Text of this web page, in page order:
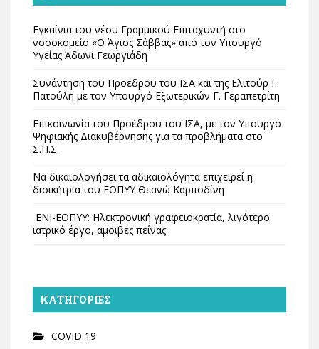
Εγκαίνια του νέου Γραμμικού Επιταχυντή στο
νοσοκομείο «Ο Άγιος Σάββας» από τον Υπουργό
Υγείας Άδωνι Γεωργιάδη
Συνάντηση του Προέδρου του ΙΣΑ και της Ελιτούρ Γ.
Πατούλη με τον Υπουργό Εξωτερικών Γ. Γεραπετρίτη
Επικοινωνία του Προέδρου του ΙΣΑ, με τον Υπουργό
Ψηφιακής Διακυβέρνησης για τα προβλήματα στο
Σ.Η.Σ.
Να δικαιολογήσει τα αδικαιολόγητα επιχειρεί η
διοικήτρια του ΕΟΠΥΥ Θεανώ Καρποδίνη
ΕΝΙ-ΕΟΠΥΥ: Ηλεκτρονική γραφειοκρατία, λιγότερο
ιατρικό έργο, αμοιβές πείνας
KΑΤΗΓΟΡΊΕΣ
COVID 19